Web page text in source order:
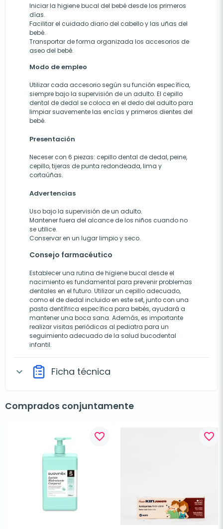
Iniciar la higiene bucal del bebé desde los primeros
días.
Facilitar el cuidado diario del cabello y las uñas del
bebé.
Transportar de forma organizada los accesorios de
aseo del bebé.
Modo de empleo
Utilizar cada accesorio según su función específica,
siempre bajo la supervisión de un adulto. El cepillo
dental de dedal se coloca en el dedo del adulto para
limpiar suavemente las encías y primeros dientes del
bebé.
Presentación
Neceser con 6 piezas: cepillo dental de dedal, peine,
cepillo, tijeras de punta redondeada, lima y
cortaúñas.
Advertencias
Uso bajo la supervisión de un adulto.
Mantener fuera del alcance de los niños cuando no
se utilice.
Conservar en un lugar limpio y seco.
Consejo farmacéutico
Establecer una rutina de higiene bucal desde el
nacimiento es fundamental para prevenir problemas
dentales en el futuro. Utilizar un cepillo adecuado,
como el de dedal incluido en este set, junto con una
pasta dentífrica específica para bebés, ayudará a
mantener una boca sana. Además, es importante
realizar visitas periódicas al pediatra para un
seguimiento adecuado de la salud bucodental
infantil.
expand_more Ficha técnica
Comprados conjuntamente
favorite_border favorite_border